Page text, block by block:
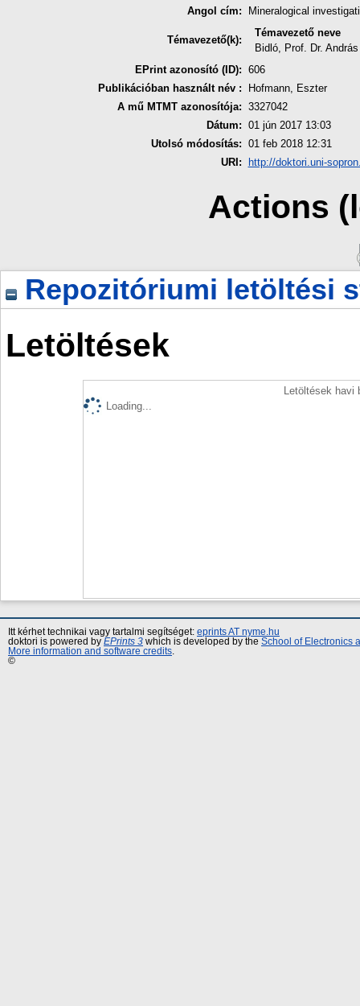
Angol cím:
Mineralogical
Témavezető(k):
Témavezető neve
Bidló, Prof. Dr. András
EPrint azonosító (ID): 606
Publikációban használt név :
Hofmann, Eszter
A mű MTMT azonosítója: 3327042
Dátum: 01 jún 2017 13:03
Utolsó módosítás: 01 feb 2018 12:31
URI:
http://doktori.uni-
Actions
Repozitóriumi letöltési
Letöltések
Letöltések
Loading...
Itt kérhet technikai vagy tartalmi segítséget: eprints AT nyme.hu
doktori is powered by EPrints 3 which is developed by the School of Electronics
More information and software credits
©